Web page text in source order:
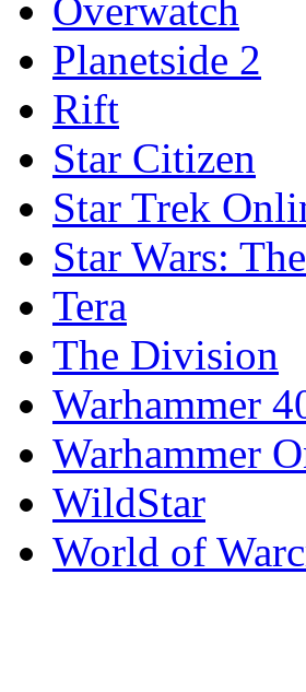
Overwatch
Planetside 2
Rift
Star Citizen
Star Trek
Star Wars:
Tera
The Division
Warhammer
Warhammer
WildStar
World of